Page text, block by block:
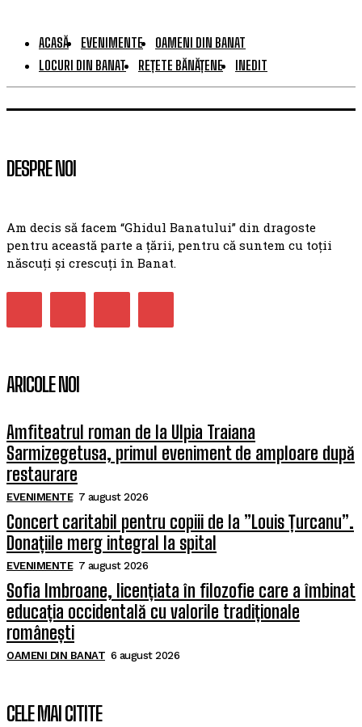
ACASĂ EVENIMENTE
OAMENI DIN BANAT
LOCURI DIN BANAT
REȚETE BĂNĂȚENE INEDIT
DESPRE NOI
Am decis să facem “Ghidul Banatului” din dragoste
pentru această parte a țării, pentru că suntem cu toții
născuți și crescuți în Banat.
ARICOLE NOI
Amfiteatrul roman de la Ulpia Traiana
Sarmizegetusa, primul eveniment de amploare după
restaurare
EVENIMENTE 7 august 2026
Concert caritabil pentru copiii de la ”Louis Țurcanu”.
Donațiile merg integral la spital
EVENIMENTE 7 august 2026
Sofia Imbroane, licențiata în filozofie care a îmbinat
educația occidentală cu valorile tradiționale
românești
OAMENI DIN BANAT 6 august 2026
CELE MAI CITITE